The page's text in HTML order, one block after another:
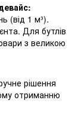
(від 1 м³).
Для бутлів
з великою
рішення
отриманню